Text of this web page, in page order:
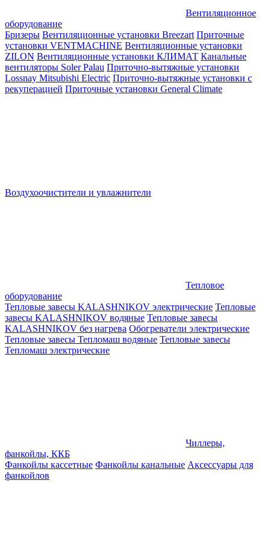
Вентиляционное
оборудование
Бризеры Вентиляционные установки Breezart Приточные
установки VENTMACHINE Вентиляционные установки
ZILON Вентиляционные установки КЛИМАТ Канальные
вентиляторы Soler Palau Приточно-вытяжные установки
Lossnay Mitsubishi Electric Приточно-вытяжные установки с
рекуперацией Приточные установки General Climate
Воздухоочистители и увлажнители
Тепловое
оборудование
Тепловые завесы KALASHNIKOV электрические Тепловые
завесы KALASHNIKOV водяные Тепловые завесы
KALASHNIKOV без нагрева Обогреватели электрические
Тепловые завесы Тепломаш водяные Тепловые завесы
Тепломаш электрические
Чиллеры,
фанкойлы, ККБ
Фанкойлы кассетные Фанкойлы канальные Аксессуары для
фанкойлов